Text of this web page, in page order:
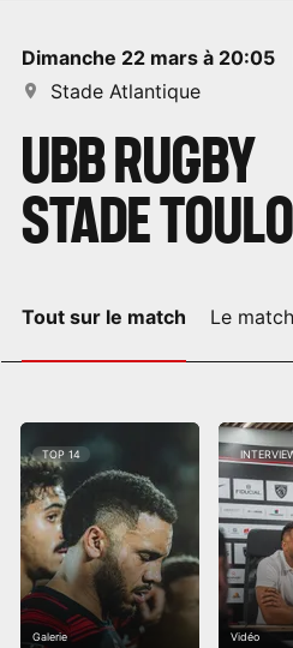
dimanche 22 mars à 20:05
Stade Atlantique
UBB RUGBY
STADE
Tout sur le match Le match
TOP 14
Galerie Vidéo